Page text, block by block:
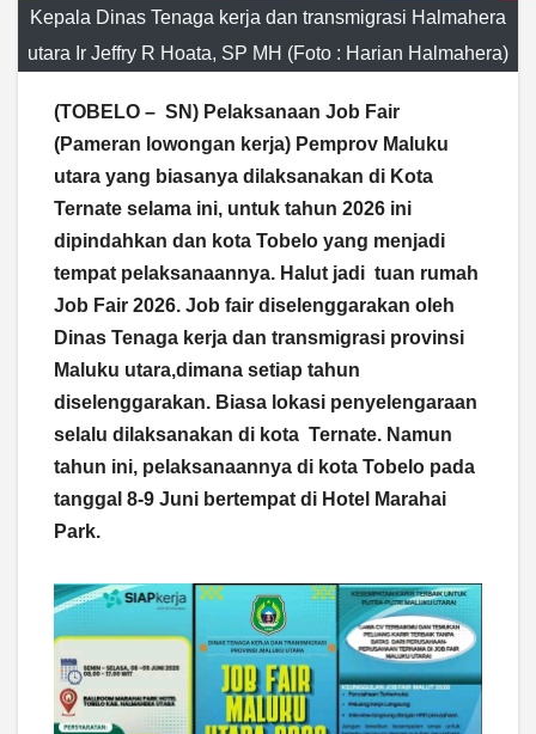
Kepala Dinas Tenaga kerja dan transmigrasi Halmahera
utara Ir Jeffry R Hoata, SP MH (Foto : Harian Halmahera)
(TOBELO – SN) Pelaksanaan Job Fair
(Pameran lowongan kerja) Pemprov Maluku
utara yang biasanya dilaksanakan di Kota
Ternate selama ini, untuk tahun 2026 ini
dipindahkan dan kota Tobelo yang menjadi
tempat pelaksanaannya. Halut jadi tuan rumah
Job Fair 2026. Job fair diselenggarakan oleh
Dinas Tenaga kerja dan transmigrasi provinsi
Maluku utara,dimana setiap tahun
diselenggarakan. Biasa lokasi penyelengaraan
selalu dilaksanakan di kota Ternate. Namun
tahun ini, pelaksanaannya di kota Tobelo pada
tanggal 8-9 Juni bertempat di Hotel Marahai
Park.